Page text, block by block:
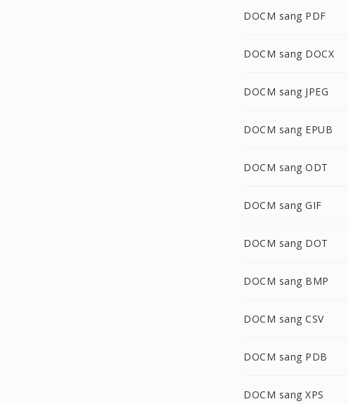
DOCM sang PDF
DOCM sang DOCX
DOCM sang JPEG
DOCM sang EPUB
DOCM sang ODT
DOCM sang GIF
DOCM sang DOT
DOCM sang BMP
DOCM sang CSV
DOCM sang PDB
DOCM sang XPS